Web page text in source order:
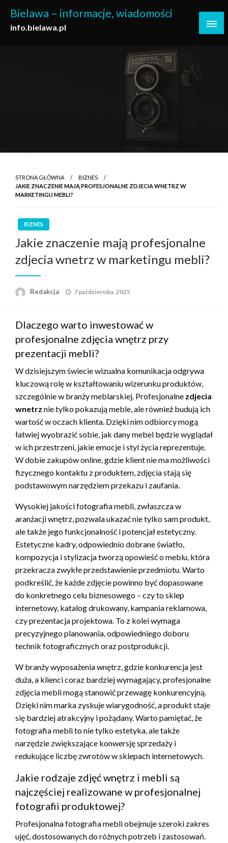
content
Bielawa – informacje, wiadomości
info.bielawa.pl
STRONA GŁÓWNA
BIZNES
JAKIE ZNACZENIE MAJĄ PROFESJONALNE ZDJECIA WNETRZ W
MARKETINGU MEBLI?
BIZNES
Jakie znaczenie mają profesjonalne
zdjecia wnetrz w marketingu mebli?
Redakcja
Opublikowane
7 października, 2025
Dlaczego warto inwestować w
profesjonalne zdjęcia wnętrz przy
prezentacji mebli?
W dzisiejszym świecie wizualna komunikacja odgrywa
kluczową rolę w kształtowaniu wizerunku produktów,
szczególnie w branży meblarskiej. Profesjonalne zdjecia
wnetrz nie tylko pokazują meble, ale również budują ich
wartość w oczach klienta. Dzięki nim odbiorcy mogą
łatwiej wyobrazić sobie, jak dany mebel będzie wyglądał
w ich przestrzeni, jakie emocje i styl życia reprezentuje.
W dobie zakupów online, gdzie klient nie ma możliwości
fizycznego kontaktu z produktem, zdjęcia stają się
podstawowym narzędziem przekazu i zaufania.
Wysokiej jakości fotografia mebli, zwłaszcza w
aranżacji wnętrz, pozwala ukazać nie tylko sam produkt,
ale także jego funkcjonalność i potencjał estetyczny.
Estetyczne kadry, odpowiednio dobrane światło,
kompozycja i stylizacja tworzą opowieść o meblu, która
przekracza zwykłe przedstawienie przedmiotu. Warto
podkreślić, że każde zdjęcie powinno być dopasowane
do konkretnego celu biznesowego – czy to sklep
internetowy, katalog drukowany, kampania reklamowa,
czy prezentacja projektowa. To z kolei wymaga
precyzyjnego planowania, odpowiedniego doboru
technik fotograficznych oraz postprodukcji.
W branży wyposażenia wnętrz, gdzie konkurencja jest
duża, a klienci coraz bardziej wymagający, profesjonalne
zdjęcia mebli mogą stanowić przewagę konkurencyjną.
Dzięki nim marka zyskuje wiarygodność, a produkt staje
się bardziej atrakcyjny i pożądany. Warto pamiętać, że
fotografia mebli to nie tylko estetyka, ale także
narzędzie zwiększające konwersję sprzedaży i
redukujące liczbę zwrotów w sklepach internetowych.
Jakie rodzaje zdjęć wnętrz i mebli są
najczęściej realizowane w profesjonalnej
fotografii produktowej?
Profesjonalna fotografia mebli obejmuje szeroki zakres
ujęć, dostosowanych do różnych potrzeb i zastosowań.